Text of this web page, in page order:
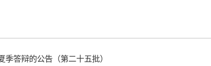
答辩的公告（第二十五批）